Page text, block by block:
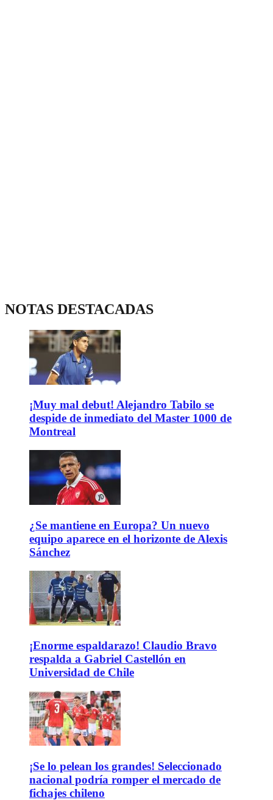
NOTAS DESTACADAS
¡Muy mal debut! Alejandro Tabilo se
despide de inmediato del Master 1000 de
Montreal
¿Se mantiene en Europa? Un nuevo
equipo aparece en el horizonte de Alexis
Sánchez
¡Enorme espaldarazo! Claudio Bravo
respalda a Gabriel Castellón en
Universidad de Chile
¡Se lo pelean los grandes! Seleccionado
nacional podría romper el mercado de
fichajes chileno